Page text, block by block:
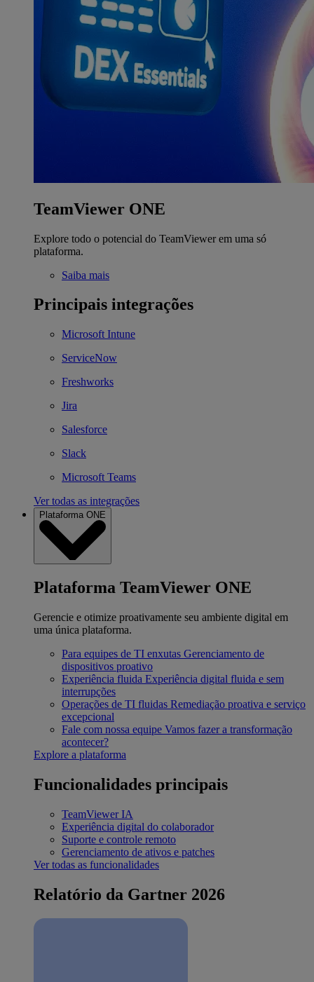
TeamViewer ONE
Explore todo o potencial do TeamViewer em uma só
plataforma.
Saiba mais
Principais integrações
Microsoft Intune
ServiceNow
Freshworks
Jira
Salesforce
Slack
Microsoft Teams
Ver todas as integrações
Plataforma ONE
Plataforma TeamViewer ONE
Gerencie e otimize proativamente seu ambiente digital em
uma única plataforma.
Para equipes de TI enxutas Gerenciamento de
dispositivos proativo
Experiência fluida Experiência digital fluida e sem
interrupções
Operações de TI fluidas Remediação proativa e serviço
excepcional
Fale com nossa equipe Vamos fazer a transformação
acontecer?
Explore a plataforma
Funcionalidades principais
TeamViewer IA
Experiência digital do colaborador
Suporte e controle remoto
Gerenciamento de ativos e patches
Ver todas as funcionalidades
Relatório da Gartner 2026